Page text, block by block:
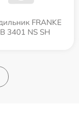
FRANKE
3401 NS SH